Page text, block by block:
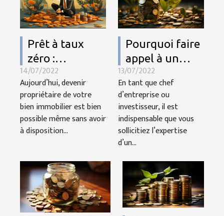
Prêt à taux
zéro :
avantages et
processus
d’obtention
14/07/2022
Aujourd’hui, devenir
propriétaire de votre
bien immobilier est bien
possible même sans avoir
à disposition...
Pourquoi faire
appel à un
cabinet
spécialisé dans
la gestion de
patrimoine ?
13/07/2022
En tant que chef
d’entreprise ou
investisseur, il est
indispensable que vous
sollicitiez l’expertise
d’un...